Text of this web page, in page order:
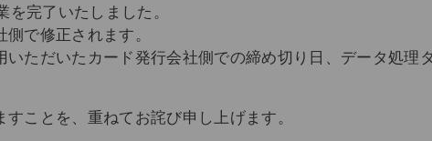
完了いたしました。
で修正されます。
ただいたカード発行会社側での締め切り日、データ処理
ことを、重ねてお詫び申し上げます。